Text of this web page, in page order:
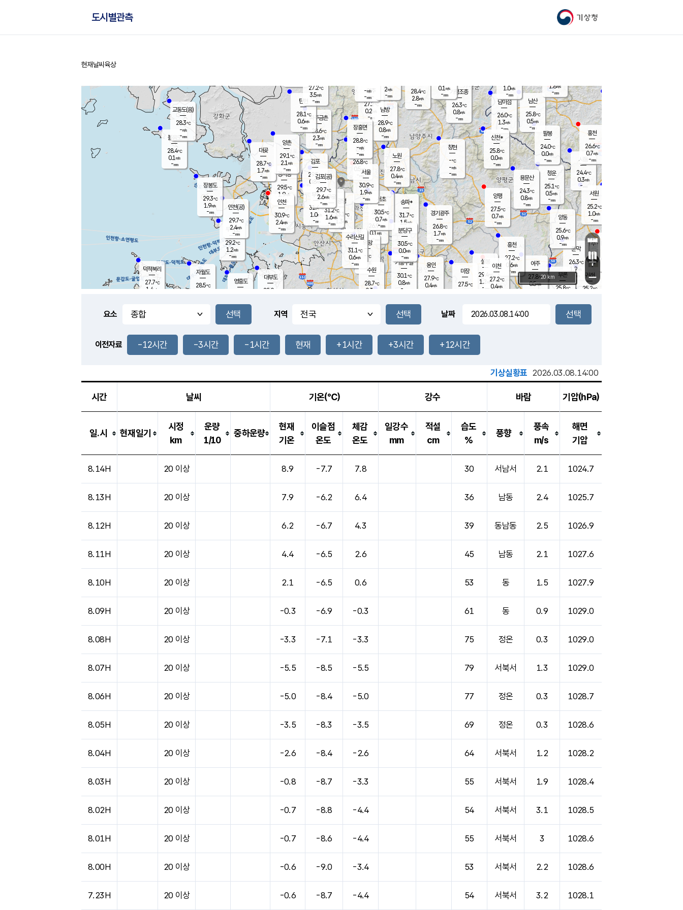
기상청
도시별관측
홈
현재날씨 육상
풍도
0.6m/s
문막
26.3℃
1.9m/s
mm
남이섬
26.0℃
1.3m/s
-mm
무의도
29.2℃
1.2m/s
-mm
영흥도
볼음도
28.4℃
0.1 m/s
-mm
자월도
28.5℃
양주
27.2℃
0.2
-mm
부론
25.8℃
과천
26.9℃
0.1m/s
- mm
남산
25.8℃
0.5m/s
-mm
장봉도
29.3℃
1.9m/s
-mm
-mm
청운
25.1℃
0.5m/s
-mm
팔봉
24.0℃
0.0m/s
-mm
-mm
용인
27.9℃
0.4m/s
여주
27.8℃
0.5m/s
양동
25.6℃
0.9m/s
-mm
경기광주
26.8℃
1.7m/s
-mm
장호원
1.0m/s
-mm
27.0
℃
대부도
28.0
-
경서동
29.5℃
1.9m/s
-mm
파주금촌
28.6℃
2.3m/s
-mm
가평조종
26.3℃
0.8m/s
-mm
28.4℃
2.8m/s
-mm
대곶
28.7℃
1.7m/s
-mm
신천*
25.8℃
0.0m/s
-mm
창현
-℃
-m/s
-mm
탄현
28.1℃
0.6m/s
-mm
0.1 m/s
-mm
30.8℃
0.6m/s
-mm
흥천
27.2℃
0.6m/s
-mm
마장
27.5℃
의왕
- ℃
m/s
mm
김포
29.5℃
0.8 m/s
mm
설봉
29.4℃
1.2 m/s
- mm
광명
33.1
℃
1.3 m/s
-mm
부천
31.4℃
1.0m/s
-mm
-mm
양촌
29.1℃
2.1 m/s
-mm
구로
31.2℃
1.6m/s
-mm
은평
26.8℃
0.5 m/s
- mm
노원
27.8℃
0.4m/s
-mm
송파*
31.7℃
1.5m/s
-mm
서초
30.5℃
0.7m/s
-mm
남방
28.9℃
0.8m/s
-mm
기흥구갈
30.1℃
0.8m/s
-
수리산길
31.1℃
0.6m/s
-mm
분당구
30.5℃
0.0m/s
-mm
장흥면
28.8℃
-m/s
-mm
-m/s
-mm
시동
24.4℃
0.3m/s
- mm
귀래
25.2℃
서원
25.2℃
1.0m/s
-mm
용문산
24.3℃
0.8m/s
-mm
덕적북리
27.7℃
1.4 m/s
인천(공)
29.7℃
2.4m/s
-mm
김포(공)
29.7℃
2.6m/s
-mm
교동도(음)
28.3℃
-m/s
-mm
홍천
26.6℃
0.7m/s
-mm
이천
27.2℃
0.4m/s
양평
27.5℃
0.7m/s
-mm
수원
28.7℃
0.3 m/s
인천
30.9℃
2.4m/s
-mm
서울
30.9℃
1.9m/s
-mm
1.8m/s
-mm
27.2℃
3.5m/s
-mm
2m/s
-mm
+
−
20 km
요소 지역 날짜
이전자료 -12시간 -3시간 -1시간 현재 +1시간 +3시간 +12시간
기상실황표 2026.03.08.14:00
시간 날씨 기온(℃) 강수 바람 기압(hPa)
일.시 현재일기
시정
km
운량
1/10
중하운량
현재
기온
이슬점
온도
체감
온도
일강수
mm
적설
cm
습도
%
풍향
풍속
m/s
해면
기압
8.14H 20 이상 8.9 -7.7 7.8 30 서남서 2.1 1024.7
8.13H 20 이상 7.9 -6.2 6.4 36 남동 2.4 1025.7
8.12H 20 이상 6.2 -6.7 4.3 39 동남동 2.5 1026.9
8.11H 20 이상 4.4 -6.5 2.6 45 남동 2.1 1027.6
8.10H 20 이상 2.1 -6.5 0.6 53 동 1.5 1027.9
8.09H 20 이상 -0.3 -6.9 -0.3 61 동 0.9 1029.0
8.08H 20 이상 -3.3 -7.1 -3.3 75 정온 0.3 1029.0
8.07H 20 이상 -5.5 -8.5 -5.5 79 서북서 1.3 1029.0
8.06H 20 이상 -5.0 -8.4 -5.0 77 정온 0.3 1028.7
8.05H 20 이상 -3.5 -8.3 -3.5 69 정온 0.3 1028.6
8.04H 20 이상 -2.6 -8.4 -2.6 64 서북서 1.2 1028.2
8.03H 20 이상 -0.8 -8.7 -3.3 55 서북서 1.9 1028.4
8.02H 20 이상 -0.7 -8.8 -4.4 54 서북서 3.1 1028.5
8.01H 20 이상 -0.7 -8.6 -4.4 55 서북서 3 1028.6
8.00H 20 이상 -0.6 -9.0 -3.4 53 서북서 2.2 1028.6
7.23H 20 이상 -0.6 -8.7 -4.4 54 서북서 3.2 1028.1